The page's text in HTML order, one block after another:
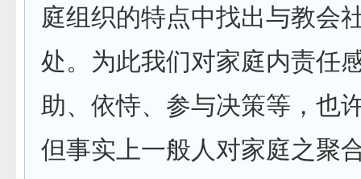
庭组织的特点中找出与教会
处。为此我们对家庭内责任
助、依恃、参与决策等，也
但事实上一般人对家庭之聚